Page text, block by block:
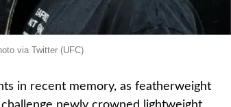
via Twitter (UFC)
in recent memory, as featherweight
newly crowned lightweight